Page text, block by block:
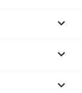


